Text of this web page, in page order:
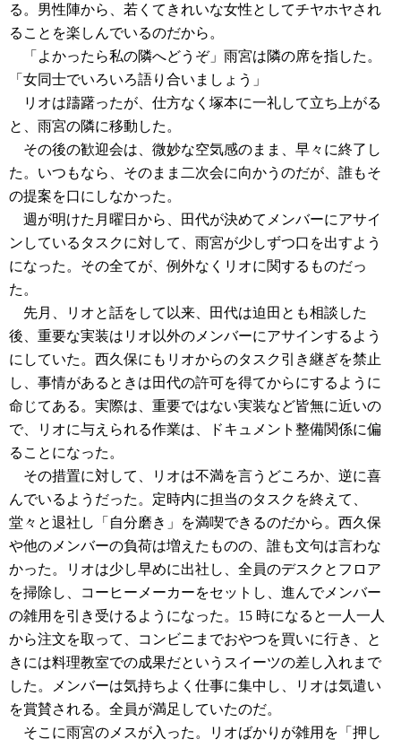
る。男性陣から、若くてきれいな女性としてチヤホヤされ
ることを楽しんでいるのだから。
「よかったら私の隣へどうぞ」雨宮は隣の席を指した。
「女同士でいろいろ語り合いましょう」
リオは躊躇ったが、仕方なく塚本に一礼して立ち上がる
と、雨宮の隣に移動した。
その後の歓迎会は、微妙な空気感のまま、早々に終了し
た。いつもなら、そのまま二次会に向かうのだが、誰もそ
の提案を口にしなかった。
週が明けた月曜日から、田代が決めてメンバーにアサイ
ンしているタスクに対して、雨宮が少しずつ口を出すよう
になった。その全てが、例外なくリオに関するものだっ
た。
先月、リオと話をして以来、田代は迫田とも相談した
後、重要な実装はリオ以外のメンバーにアサインするよう
にしていた。西久保にもリオからのタスク引き継ぎを禁止
し、事情があるときは田代の許可を得てからにするように
命じてある。実際は、重要ではない実装など皆無に近いの
で、リオに与えられる作業は、ドキュメント整備関係に偏
ることになった。
その措置に対して、リオは不満を言うどころか、逆に喜
んでいるようだった。定時内に担当のタスクを終えて、
堂々と退社し「自分磨き」を満喫できるのだから。西久保
や他のメンバーの負荷は増えたものの、誰も文句は言わな
かった。リオは少し早めに出社し、全員のデスクとフロア
を掃除し、コーヒーメーカーをセットし、進んでメンバー
の雑用を引き受けるようになった。15 時になると一人一人
から注文を取って、コンビニまでおやつを買いに行き、と
きには料理教室での成果だというスイーツの差し入れまで
した。メンバーは気持ちよく仕事に集中し、リオは気遣い
を賞賛される。全員が満足していたのだ。
そこに雨宮のメスが入った。リオばかりが雑用を「押し